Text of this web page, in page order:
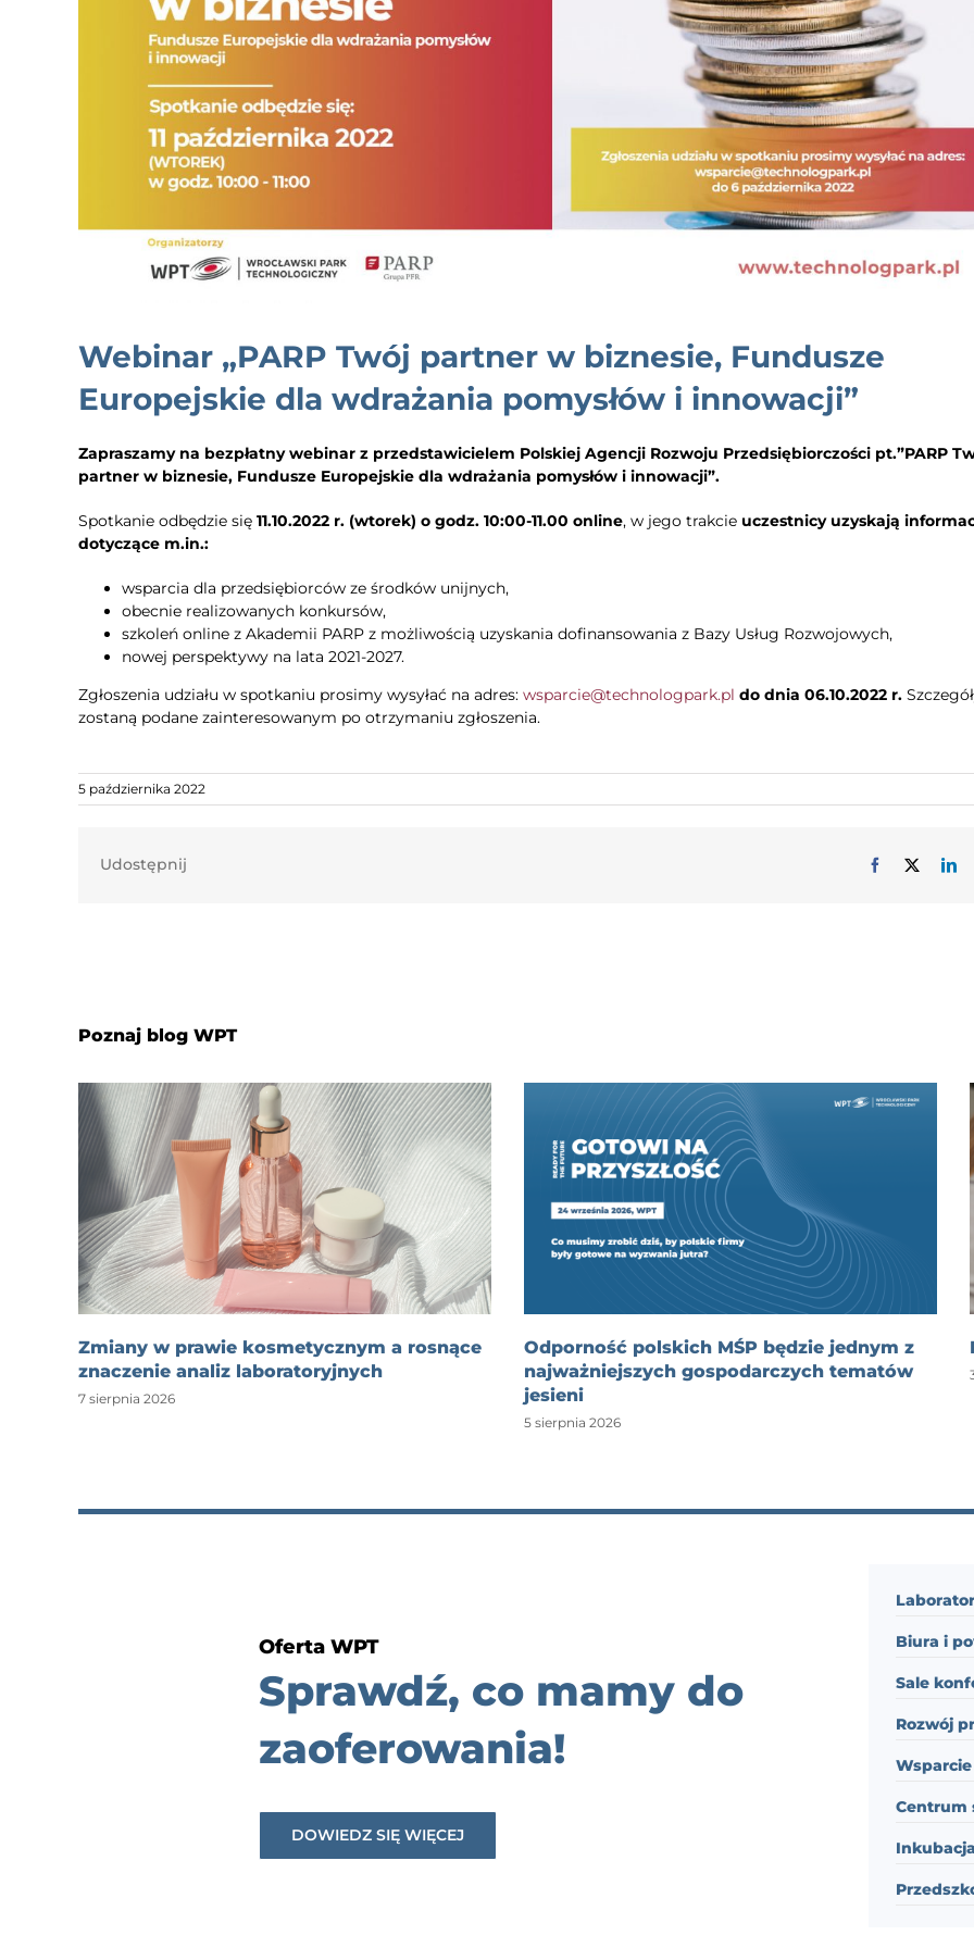
Webinar „PARP Twój partner w biznesie, Fundusze
Europejskie dla wdrażania pomysłów i innowacji”
Zapraszamy na bezpłatny webinar z przedstawicielem Polskiej Agencji Rozwoju Przedsiębiorczości pt.”PARP
partner w biznesie, Fundusze Europejskie dla wdrażania pomysłów i innowacji”.
Spotkanie odbędzie się 11.10.2022 r. (wtorek) o godz. 10:00-11.00 online, w jego trakcie uczestnicy uzyskają
dotyczące m.in.:
wsparcia dla przedsiębiorców ze środków unijnych,
obecnie realizowanych konkursów,
szkoleń online z Akademii PARP z możliwością uzyskania dofinansowania z Bazy Usług Rozwojowych,
nowej perspektywy na lata 2021-2027.
Zgłoszenia udziału w spotkaniu prosimy wysyłać na adres: wsparcie@technologpark.pl do dnia 06.10.2022 r.
zostaną podane zainteresowanym po otrzymaniu zgłoszenia.
5 października 2022
Udostępnij
Poznaj blog WPT
Zmiany w prawie kosmetycznym a rosnące
znaczenie analiz laboratoryjnych
7 sierpnia 2026
Odporność polskich MŚP będzie jednym z
najważniejszych gospodarczych tematów
jesieni
5 sierpnia 2026
Oferta WPT
Sprawdź, co mamy do
zaoferowania!
DOWIEDZ SIĘ WIĘCEJ
Biura i
Sale
Rozwój
Centrum